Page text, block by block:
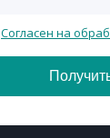
Согласен на